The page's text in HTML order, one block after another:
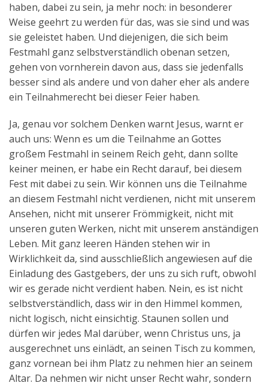
haben, dabei zu sein, ja mehr noch: in besonderer
Weise geehrt zu werden für das, was sie sind und was
sie geleistet haben. Und diejenigen, die sich beim
Festmahl ganz selbstverständlich obenan setzen,
gehen von vornherein davon aus, dass sie jedenfalls
besser sind als andere und von daher eher als andere
ein Teilnahmerecht bei dieser Feier haben.
Ja, genau vor solchem Denken warnt Jesus, warnt er
auch uns: Wenn es um die Teilnahme an Gottes
großem Festmahl in seinem Reich geht, dann sollte
keiner meinen, er habe ein Recht darauf, bei diesem
Fest mit dabei zu sein. Wir können uns die Teilnahme
an diesem Festmahl nicht verdienen, nicht mit unserem
Ansehen, nicht mit unserer Frömmigkeit, nicht mit
unseren guten Werken, nicht mit unserem anständigen
Leben. Mit ganz leeren Händen stehen wir in
Wirklichkeit da, sind ausschließlich angewiesen auf die
Einladung des Gastgebers, der uns zu sich ruft, obwohl
wir es gerade nicht verdient haben. Nein, es ist nicht
selbstverständlich, dass wir in den Himmel kommen,
nicht logisch, nicht einsichtig. Staunen sollen und
dürfen wir jedes Mal darüber, wenn Christus uns, ja
ausgerechnet uns einlädt, an seinen Tisch zu kommen,
ganz vornean bei ihm Platz zu nehmen hier an seinem
Altar. Da nehmen wir nicht unser Recht wahr, sondern